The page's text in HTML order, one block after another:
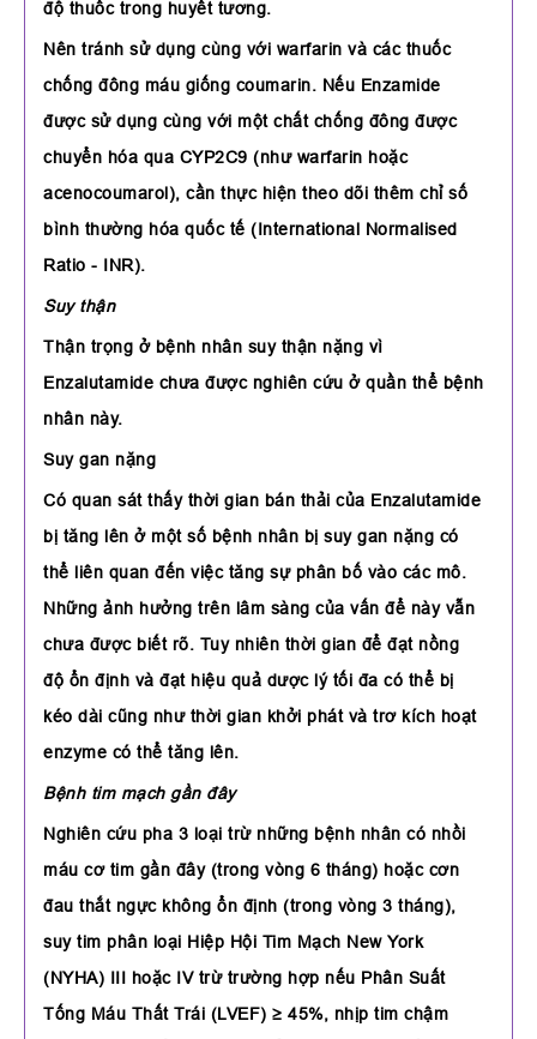
độ thuốc trong huyết tương.
Nên tránh sử dụng cùng với warfarin và các thuốc
chống đông máu giống coumarin. Nếu Enzamide
được sử dụng cùng với một chất chống đông được
chuyển hóa qua CYP2C9 (như warfarin hoặc
acenocoumarol), cần thực hiện theo dõi thêm chỉ số
bình thường hóa quốc tế (International Normalised
Ratio - INR).
Suy thận
Thận trọng ở bệnh nhân suy thận nặng vì
Enzalutamide chưa được nghiên cứu ở quần thể bệnh
nhân này.
Suy gan nặng
Có quan sát thấy thời gian bán thải của Enzalutamide
bị tăng lên ở một số bệnh nhân bị suy gan nặng có
thể liên quan đến việc tăng sự phân bố vào các mô.
Những ảnh hưởng trên lâm sàng của vấn để này vẫn
chưa được biết rõ. Tuy nhiên thời gian để đạt nồng
độ ổn định và đạt hiệu quả dược lý tối đa có thể bị
kéo dài cũng như thời gian khởi phát và trơ kích hoạt
enzyme có thể tăng lên.
Bệnh tim mạch gần đây
Nghiên cứu pha 3 loại trừ những bệnh nhân có nhồi
máu cơ tim gần đây (trong vòng 6 tháng) hoặc cơn
đau thắt ngực không ổn định (trong vòng 3 tháng),
suy tim phân loại Hiệp Hội Tim Mạch New York
(NYHA) III hoặc IV trừ trường hợp nếu Phân Suất
Tống Máu Thất Trái (LVEF) ≥ 45%, nhịp tim chậm